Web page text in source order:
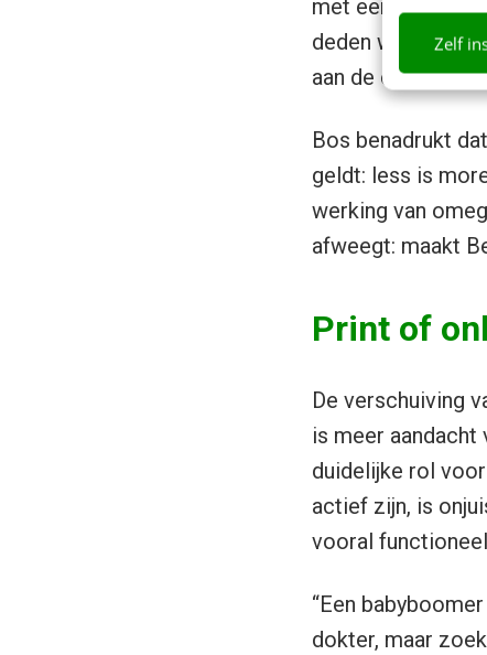
Zelf
met een
deden we tien
aan de orde van
Bos benadrukt
geldt: less is
werking van
afweegt: maakt
Print of
De verschuiving
is meer
duidelijke rol
actief zijn, is
vooral
“Een
dokter, maar